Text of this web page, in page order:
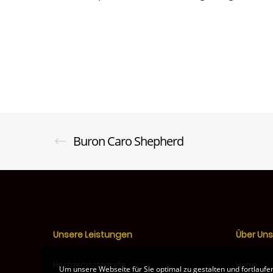
Buron Caro Shepherd
Unsere Leistungen
Hochzeitsfotografie
Über Uns
Home
Um unsere Webseite für Sie optimal zu gestalten und